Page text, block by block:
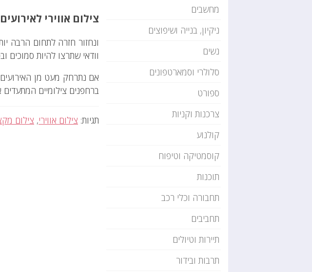
צילום אווירי לאירועים
ונחזור חזרה לתחום הרבה
וודאי שתרצו להיות סמוכים
אם נתרחק מעט מן האירועים
ברחפנים צילומיים
תגיות: צילום אווירי, צילום
מחשבים
ניקיון, בנייה ושיפוצים
נשים
סלולרי וסמארטפונים
ספורט
צרכנות וקניות
קולנוע
קוסמטיקה וטיפוח
תוכנות
תחבורה וכלי רכב
תחביבים
תיירות וטיולים
תרבות ובידור